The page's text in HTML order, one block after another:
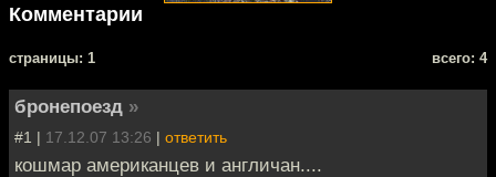
Комментарии
cтраницы: 1 всего: 4
бронепоезд »
#1 | 17.12.07 13:26 | ответить
кошмар американцев и англичан....